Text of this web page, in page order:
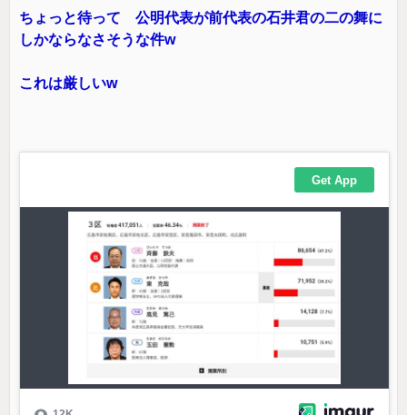
ちょっと待って 公明代表が前代表の石井君の二の舞に
しかならなさそうな件w
これは厳しいw